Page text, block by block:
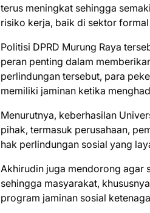
terus meningkat sehingga
risiko kerja, baik di sektor
Politisi DPRD Murung Raya
peran penting dalam
perlindungan tersebut, para
memiliki jaminan ketika
Menurutnya, keberhasilan
pihak, termasuk perusahaan,
hak perlindungan sosial yang
Akhirudin juga mendorong agar
sehingga masyarakat,
program jaminan sosial